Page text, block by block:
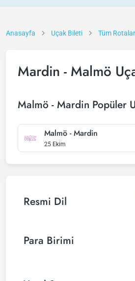
Anasayfa Uçak Bileti Tüm Rotalar
Mardin - Malmö
Malmö - Mardin Popüler
Malmö - Mardin
25 Ekim
Resmi Dil
Para Birimi